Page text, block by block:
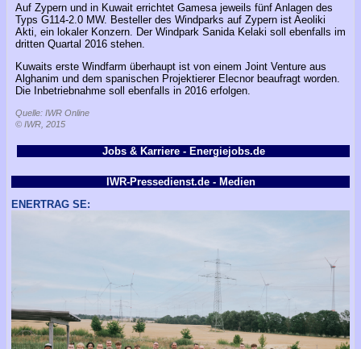
Auf Zypern und in Kuwait errichtet Gamesa jeweils fünf Anlagen des
Typs G114-2.0 MW. Besteller des Windparks auf Zypern ist Aeoliki
Akti, ein lokaler Konzern. Der Windpark Sanida Kelaki soll ebenfalls im
dritten Quartal 2016 stehen.
Kuwaits erste Windfarm überhaupt ist von einem Joint Venture aus
Alghanim und dem spanischen Projektierer Elecnor beaufragt worden.
Die Inbetriebnahme soll ebenfalls in 2016 erfolgen.
Quelle: IWR Online
© IWR, 2015
Jobs & Karriere - Energiejobs.de
IWR-Pressedienst.de - Medien
ENERTRAG SE: